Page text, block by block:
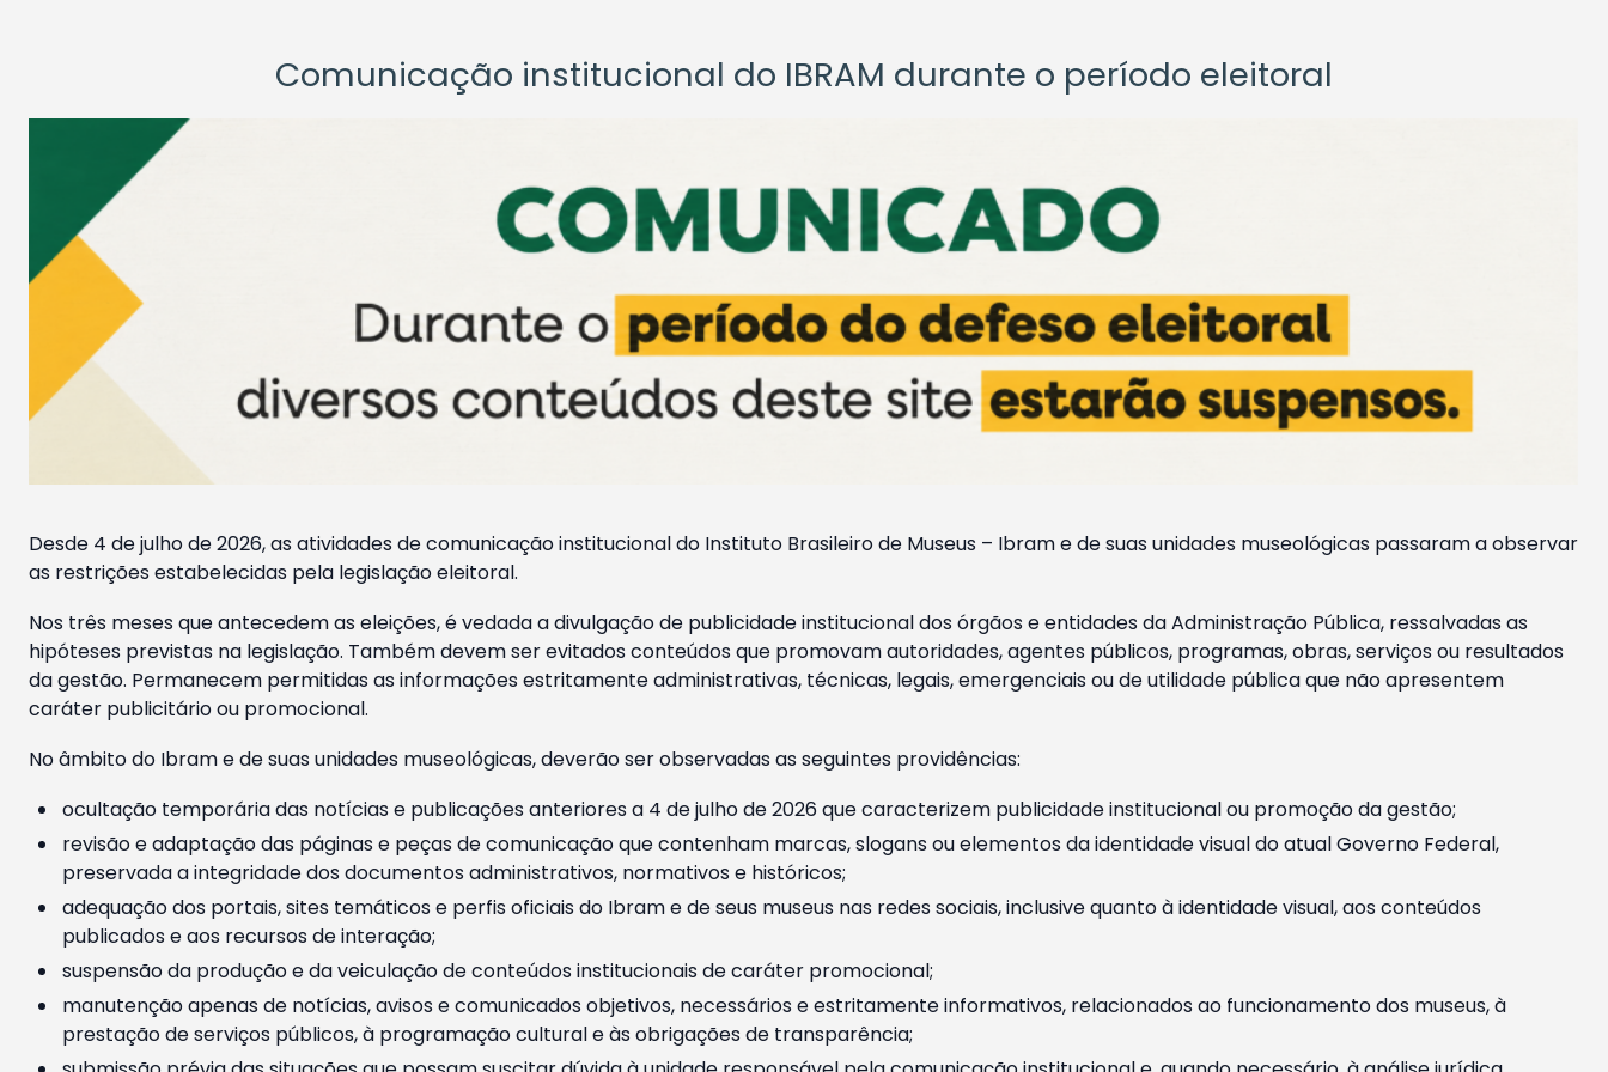
Comunicação institucional do IBRAM durante o período eleitoral
Desde 4 de julho de 2026, as atividades de comunicação institucional do Instituto Brasileiro de Museus – Ibram e de suas unidades museológicas passaram a observar
as restrições estabelecidas pela legislação eleitoral.
Nos três meses que antecedem as eleições, é vedada a divulgação de publicidade institucional dos órgãos e entidades da Administração Pública, ressalvadas as
hipóteses previstas na legislação. Também devem ser evitados conteúdos que promovam autoridades, agentes públicos, programas, obras, serviços ou resultados
da gestão. Permanecem permitidas as informações estritamente administrativas, técnicas, legais, emergenciais ou de utilidade pública que não apresentem
caráter publicitário ou promocional.
No âmbito do Ibram e de suas unidades museológicas, deverão ser observadas as seguintes providências:
ocultação temporária das notícias e publicações anteriores a 4 de julho de 2026 que caracterizem publicidade institucional ou promoção da gestão;
revisão e adaptação das páginas e peças de comunicação que contenham marcas, slogans ou elementos da identidade visual do atual Governo Federal,
preservada a integridade dos documentos administrativos, normativos e históricos;
adequação dos portais, sites temáticos e perfis oficiais do Ibram e de seus museus nas redes sociais, inclusive quanto à identidade visual, aos conteúdos
publicados e aos recursos de interação;
suspensão da produção e da veiculação de conteúdos institucionais de caráter promocional;
manutenção apenas de notícias, avisos e comunicados objetivos, necessários e estritamente informativos, relacionados ao funcionamento dos museus, à
prestação de serviços públicos, à programação cultural e às obrigações de transparência;